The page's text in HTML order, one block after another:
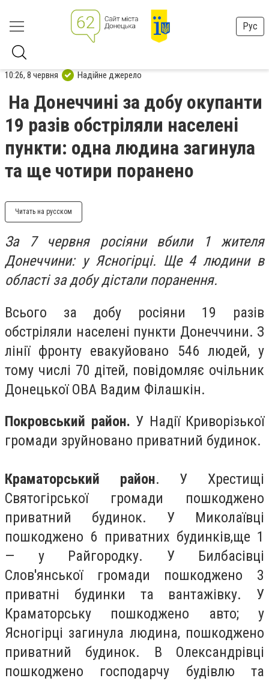
Рус
10:26, 8 червня Надійне джерело
На Донеччині за добу окупанти
19 разів обстріляли населені
пункти: одна людина загинула
та ще чотири поранено
Читать на русском
За 7 червня росіяни вбили 1 жителя
Донеччини: у Ясногірці. Ще 4 людини в
області за добу дістали поранення.
Всього за добу росіяни 19 разів
обстріляли населені пункти Донеччини. З
лінії фронту евакуйовано 546 людей, у
тому числі 70 дітей, повідомляє очільник
Донецької ОВА Вадим Філашкін.
Покровський район. У Надії Криворізької
громади зруйновано приватний будинок.
Краматорський район. У Хрестищі
Святогірської громади пошкоджено
приватний будинок. У Миколаївці
пошкоджено 6 приватних будинків,ще 1
— у Райгородку. У Билбасівці
Слов'янської громади пошкоджено 3
приватні будинки та вантажівку. У
Краматорську пошкоджено авто; у
Ясногірці загинула людина, пошкоджено
приватний будинок. В Олександрівці
пошкоджено господарчу будівлю та